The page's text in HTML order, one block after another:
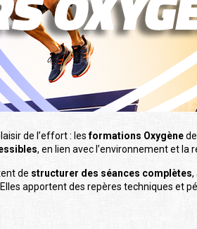
de l’effort : lesformations Oxygène
, en lien avec l’environnement et la
de structurer des séances complètes,
apportent des repères techniques et